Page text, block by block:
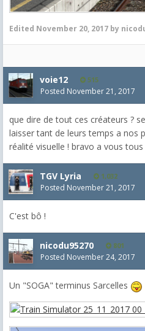
Edited November 20, 2017 by
voie12 515
Posted November 21, 2017
que dire de tout ces créateurs ?
laisser tant de leurs temps a nos
réalité visuelle ! bravo a vous
TGV Lyria 1,032
Posted November 21, 2017
C'est bô !
nicodu95270 801
Posted November 24, 2017
Un "SOGA" terminus Sarcelles